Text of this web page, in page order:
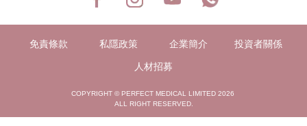
免責條款 私隱政策 企業簡介 投資者關係
人材招募
COPYRIGHT © PERFECT MEDICAL LIMITED 2026
ALL RIGHT RESERVED.